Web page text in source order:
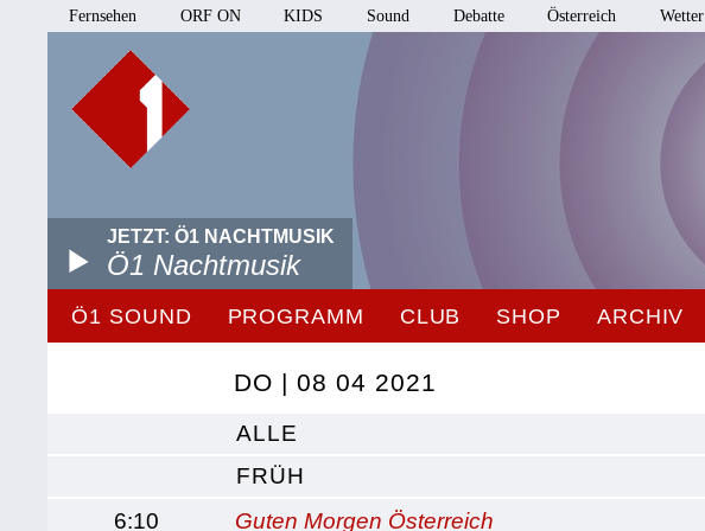
Fernsehen ORF ON KIDS Sound Debatte Österreich Wetter
JETZT: Ö1 NACHTMUSIK
Ö1 Nachtmusik
Ö1 SOUND PROGRAMM CLUB SHOP ARCHIV
DO | 08 04 2021
ALLE
FRÜH
6:10
Guten Morgen Österreich